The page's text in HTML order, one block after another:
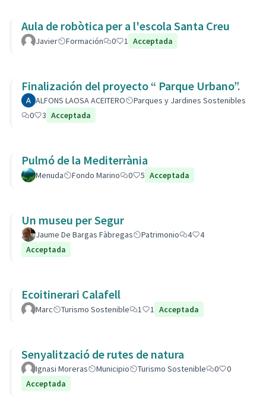
Aula de robòtica per a l'escola Santa Creu
Javier Formación 0 1 Acceptada
Finalización del proyecto “ Parque Urbano”.
ALFONS LAOSA ACEITERO
Parques y Jardines Sostenibles
0
3 Acceptada
Pulmó de la Mediterrània
Menuda Fondo Marino 0 5 Acceptada
Un museu per Segur
Jaume De Bargas Fàbregas Patrimonio 4
4
Acceptada
Ecoitinerari Calafell
Marc Turismo Sostenible 1 1 Acceptada
Senyalització de rutes de natura
Ignasi Moreras Municipio Turismo Sostenible 0
0
Acceptada